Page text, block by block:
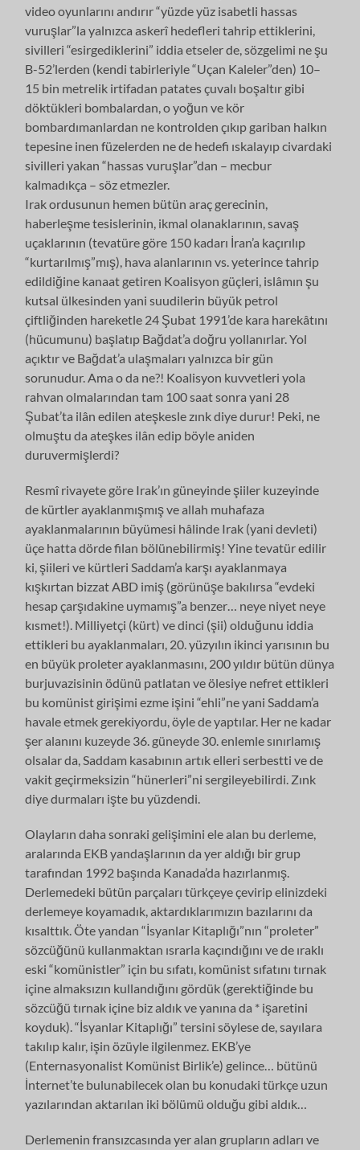
video oyunlarını andırır “yüzde yüz isabetli hassas
vuruşlar”la yalnızca askerî hedefleri tahrip ettiklerini,
sivilleri “esirgediklerini” iddia etseler de, sözgelimi ne şu
B-52’lerden (kendi tabirleriyle “Uçan Kaleler”den) 10–
15 bin metrelik irtifadan patates çuvalı boşaltır gibi
döktükleri bombalardan, o yoğun ve kör
bombardımanlardan ne kontrolden çıkıp gariban halkın
tepesine inen füzelerden ne de hedefi ıskalayıp civardaki
sivilleri yakan “hassas vuruşlar”dan – mecbur
kalmadıkça – söz etmezler.
Irak ordusunun hemen bütün araç gerecinin,
haberleşme tesislerinin, ikmal olanaklarının, savaş
uçaklarının (tevatüre göre 150 kadarı İran’a kaçırılıp
“kurtarılmış”mış), hava alanlarının vs. yeterince tahrip
edildiğine kanaat getiren Koalisyon güçleri, islâmın şu
kutsal ülkesinden yani suudilerin büyük petrol
çiftliğinden hareketle 24 Şubat 1991’de kara harekâtını
(hücumunu) başlatıp Bağdat’a doğru yollanırlar. Yol
açıktır ve Bağdat’a ulaşmaları yalnızca bir gün
sorunudur. Ama o da ne?! Koalisyon kuvvetleri yola
rahvan olmalarından tam 100 saat sonra yani 28
Şubat’ta ilân edilen ateşkesle zınk diye durur! Peki, ne
olmuştu da ateşkes ilân edip böyle aniden
duruvermişlerdi?
Resmî rivayete göre Irak’ın güneyinde şiiler kuzeyinde
de kürtler ayaklanmışmış ve allah muhafaza
ayaklanmalarının büyümesi hâlinde Irak (yani devleti)
üçe hatta dörde filan bölünebilirmiş! Yine tevatür edilir
ki, şiileri ve kürtleri Saddam’a karşı ayaklanmaya
kışkırtan bizzat ABD imiş (görünüşe bakılırsa “evdeki
hesap çarşıdakine uymamış”a benzer… neye niyet neye
kısmet!). Milliyetçi (kürt) ve dinci (şii) olduğunu iddia
ettikleri bu ayaklanmaları, 20. yüzyılın ikinci yarısının bu
en büyük proleter ayaklanmasını, 200 yıldır bütün dünya
burjuvazisinin ödünü patlatan ve ölesiye nefret ettikleri
bu komünist girişimi ezme işini “ehli”ne yani Saddam’a
havale etmek gerekiyordu, öyle de yaptılar. Her ne kadar
şer alanını kuzeyde 36. güneyde 30. enlemle sınırlamış
olsalar da, Saddam kasabının artık elleri serbestti ve de
vakit geçirmeksizin “hünerleri”ni sergileyebilirdi. Zınk
diye durmaları işte bu yüzdendi.
Olayların daha sonraki gelişimini ele alan bu derleme,
aralarında EKB yandaşlarının da yer aldığı bir grup
tarafından 1992 başında Kanada’da hazırlanmış.
Derlemedeki bütün parçaları türkçeye çevirip elinizdeki
derlemeye koyamadık, aktardıklarımızın bazılarını da
kısalttık. Öte yandan “İsyanlar Kitaplığı”nın “proleter”
sözcüğünü kullanmaktan ısrarla kaçındığını ve de ıraklı
eski “komünistler” için bu sıfatı, komünist sıfatını tırnak
içine almaksızın kullandığını gördük (gerektiğinde bu
sözcüğü tırnak içine biz aldık ve yanına da * işaretini
koyduk). “İsyanlar Kitaplığı” tersini söylese de, sayılara
takılıp kalır, işin özüyle ilgilenmez. EKB’ye
(Enternasyonalist Komünist Birlik’e) gelince… bütünü
İnternet’te bulunabilecek olan bu konudaki türkçe uzun
yazılarından aktarılan iki bölümü olduğu gibi aldık…
Derlemenin fransızcasında yer alan grupların adları ve